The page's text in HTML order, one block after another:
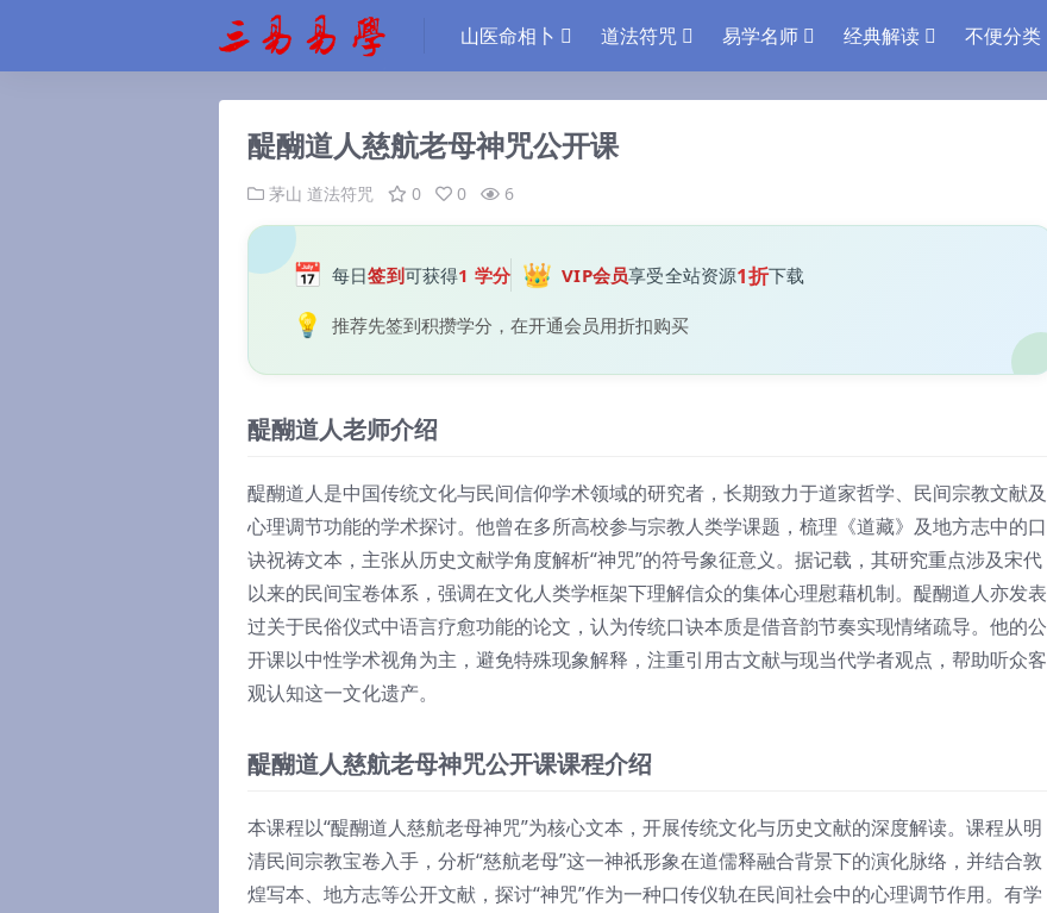
山医命相卜 道法符咒 易学名师 经典解读 不便分类
醍醐道人慈航老母神咒公开课
茅山 道法符咒 0 0 6
📅 每日签到可获得1 学分 👑 VIP会员享受全站资源1折下载
💡 推荐先签到积攒学分，在开通会员用折扣购买
醍醐道人老师介绍
醍醐道人是中国传统文化与民间信仰学术领域的研究者，长期致力于道家哲学、民间宗教文献及
心理调节功能的学术探讨。他曾在多所高校参与宗教人类学课题，梳理《道藏》及地方志中的口
诀祝祷文本，主张从历史文献学角度解析“神咒”的符号象征意义。据记载，其研究重点涉及宋代
以来的民间宝卷体系，强调在文化人类学框架下理解信众的集体心理慰藉机制。醍醐道人亦发表
过关于民俗仪式中语言疗愈功能的论文，认为传统口诀本质是借音韵节奏实现情绪疏导。他的公
开课以中性学术视角为主，避免特殊现象解释，注重引用古文献与现当代学者观点，帮助听众客
观认知这一文化遗产。
醍醐道人慈航老母神咒公开课课程介绍
本课程以“醍醐道人慈航老母神咒”为核心文本，开展传统文化与历史文献的深度解读。课程从明
清民间宗教宝卷入手，分析“慈航老母”这一神祇形象在道儒释融合背景下的演化脉络，并结合敦
煌写本、地方志等公开文献，探讨“神咒”作为一种口传仪轨在民间社会中的心理调节作用。有学